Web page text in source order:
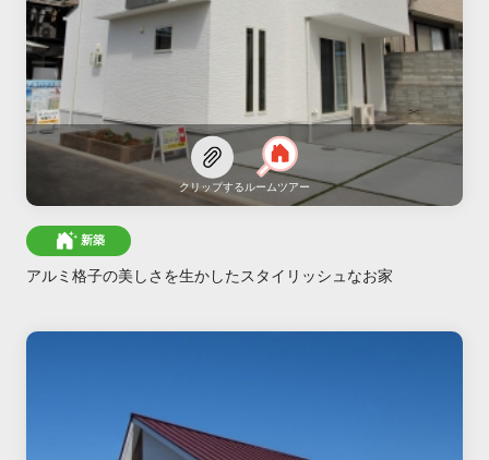
クリップするルームツアー
新築
アルミ格子の美しさを生かしたスタイリッシュなお家